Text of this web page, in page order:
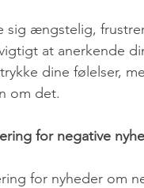
sig ængstelig,
at anerkende
dine følelser,
om det.
for negative
for nyheder om